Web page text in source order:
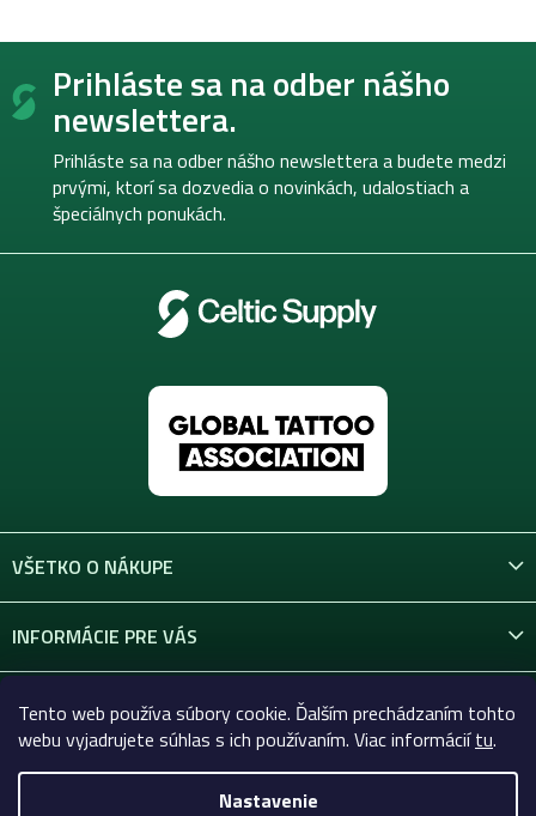
Tento web používa súbory cookie. Ďalším prechádzaním tohto
webu vyjadrujete súhlas s ich používaním. Viac informáciítu.
Nastavenie
Z
Prihláste sa na odber nášho
newslettera.
Prihláste sa na odber nášho newslettera a budete medzi
prvými, ktorí sa dozvedia o novinkách, udalostiach a
špeciálnych ponukách.
VŠETKO O NÁKUPE
INFORMÁCIE PRE VÁS
KONTAKT